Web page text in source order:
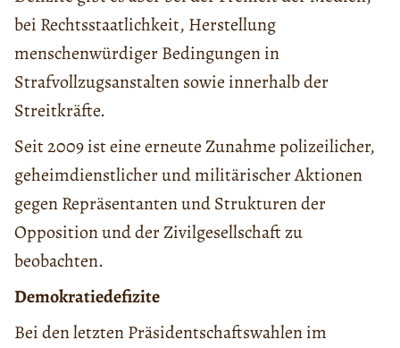
bei Rechtsstaatlichkeit, Herstellung
menschenwürdiger Bedingungen in
Strafvollzugsanstalten sowie innerhalb der
Streitkräfte.
Seit 2009 ist eine erneute Zunahme polizeilicher,
geheimdienstlicher und militärischer Aktionen
gegen Repräsentanten und Strukturen der
Opposition und der Zivilgesellschaft zu
beobachten.
Demokratiedefizite
Bei den letzten Präsidentschaftswahlen im